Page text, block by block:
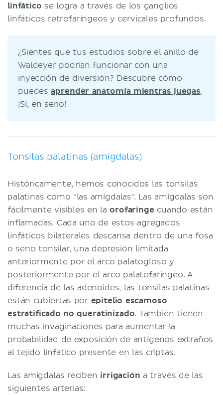
linfático se logra a través de los ganglios
linfáticos retrofaríngeos y cervicales profundos.
¿Sientes que tus estudios sobre el anillo de
Waldeyer podrían funcionar con una
inyección de diversión? Descubre cómo
puedesaprender anatomía mientras juegas.
¡Sí, en serio!
Tonsilas palatinas (amígdalas)
Históricamente, hemos conocidos las tonsilas
palatinas como "las amígdalas". Las amígdalas son
fácilmente visibles en laorofaringe cuando están
inflamadas. Cada uno de estos agregados
linfáticos bilaterales descansa dentro de una fosa
o seno tonsilar, una depresión limitada
anteriormente por el arco palatogloso y
posteriormente por el arco palatofaríngeo. A
diferencia de las adenoides, las tonsilas palatinas
están cubiertas por epitelio escamoso
estratificado no queratinizado. También tienen
muchas invaginaciones para aumentar la
probabilidad de exposición de antígenos extraños
al tejido linfático presente en las criptas.
Las amígdalas reciben irrigación a través de las
siguientes arterias: